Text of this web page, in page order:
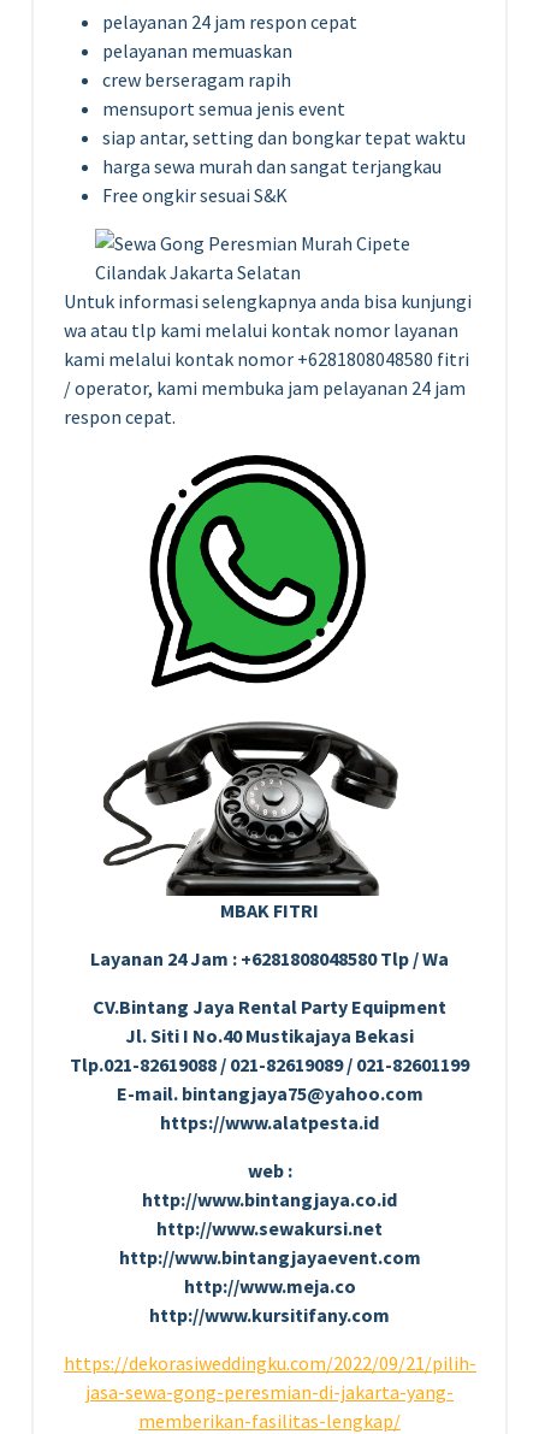
pelayanan 24 jam respon cepat
pelayanan memuaskan
crew berseragam rapih
mensuport semua jenis event
siap antar, setting dan bongkar tepat waktu
harga sewa murah dan sangat terjangkau
Free ongkir sesuai S&K
Untuk informasi selengkapnya anda bisa kunjungi
wa atau tlp kami melalui kontak nomor layanan
kami melalui kontak nomor +6281808048580 fitri
/ operator, kami membuka jam pelayanan 24 jam
respon cepat.
MBAK FITRI
Layanan 24 Jam : +6281808048580 Tlp / Wa
CV.Bintang Jaya Rental Party Equipment
Jl. Siti I No.40 Mustikajaya Bekasi
Tlp.021-82619088 / 021-82619089 / 021-82601199
E-mail. bintangjaya75@yahoo.com
https://www.alatpesta.id
web :
http://www.bintangjaya.co.id
http://www.sewakursi.net
http://www.bintangjayaevent.com
http://www.meja.co
http://www.kursitifany.com
https://dekorasiweddingku.com/2022/09/21/pilih-
jasa-sewa-gong-peresmian-di-jakarta-yang-
memberikan-fasilitas-lengkap/